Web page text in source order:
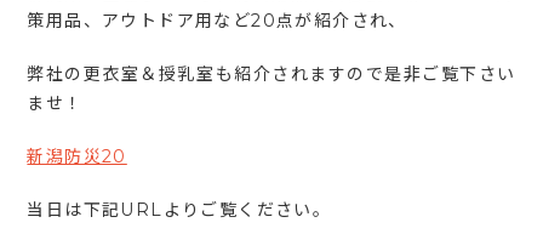
策用品、アウトドア用など20点が紹介され、
弊社の更衣室＆授乳室も紹介されますので是非ご覧下さい
ませ！
新潟防災20
当日は下記URLよりご覧ください。